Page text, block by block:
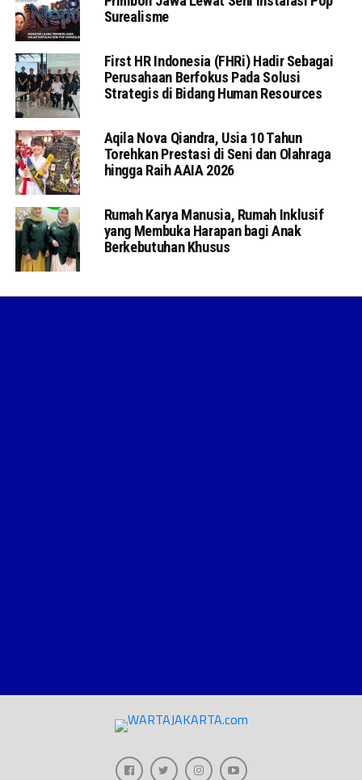
Surealisme
First HR Indonesia (FHRi) Hadir Sebagai
Perusahaan Berfokus Pada Solusi
Strategis di Bidang Human Resources
Aqila Nova Qiandra, Usia 10 Tahun
Torehkan Prestasi di Seni dan Olahraga
hingga Raih AAIA 2026
Rumah Karya Manusia, Rumah Inklusif
yang Membuka Harapan bagi Anak
Berkebutuhan Khusus